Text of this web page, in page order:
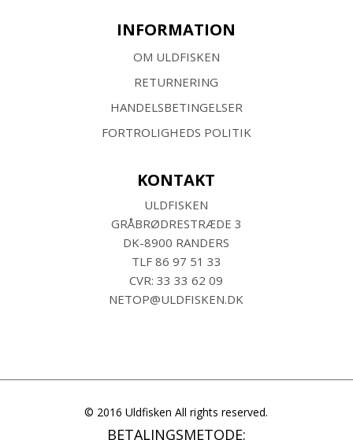
INFORMATION
OM ULDFISKEN
RETURNERING
HANDELSBETINGELSER
FORTROLIGHEDS POLITIK
KONTAKT
ULDFISKEN
GRÅBRØDRESTRÆDE 3
DK-8900 RANDERS
TLF 86 97 51 33
CVR: 33 33 62 09
NETOP@ULDFISKEN.DK
© 2016 Uldfisken All rights reserved.
BETALINGSMETODE: